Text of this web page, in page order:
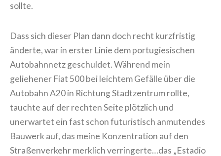
sollte.
Dass sich dieser Plan dann doch recht kurzfristig
änderte, war in erster Linie dem portugiesischen
Autobahnnetz geschuldet. Während mein
geliehener Fiat 500 bei leichtem Gefälle über die
Autobahn A20 in Richtung Stadtzentrum rollte,
tauchte auf der rechten Seite plötzlich und
unerwartet ein fast schon futuristisch anmutendes
Bauwerk auf, das meine Konzentration auf den
Straßenverkehr merklich verringerte…das „Estadio